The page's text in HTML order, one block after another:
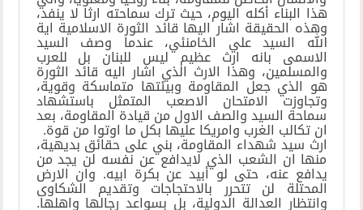
هذا البناء أكله اليوم، حيث ترك سماحته ارثا لا ينفد،
وهذه الحقيقة اشار اليها قائد الثورة الاسلامية اية
الله السيد علي الخامنئي، عندما وصف السيد
الاسمى بانه ارث عظيم ليس للبنان بل للعرب
والمسلمين، وهذا الارث الذي اشار اليه قائد الثورة
هو الذي جعل المقاومة وبيئتها متماسكة وقوية،
وتجاوزت الامتحان الاصعب المتمثل باستشهاد
سماحة السيد والصف الاول من قيادة المقاومة، بعد
ان تكالب الغرب وامريكا عليها بكل ما اوتوا من قوة.
ارث سيد شهداء المقاومة، بني على حقائق بديهية،
منها ان الشعب الذي لايدافع عن نفسه لن يجد من
يدافع عنه، حتى لو أبيد عن بكرة ابيه. وان الارض
المحتلة لن تتحرر بالاحتجاجات وتقديم الشكاوى
وانتظار العدالة الدولية، بل بسواعد رجالها واهلها.